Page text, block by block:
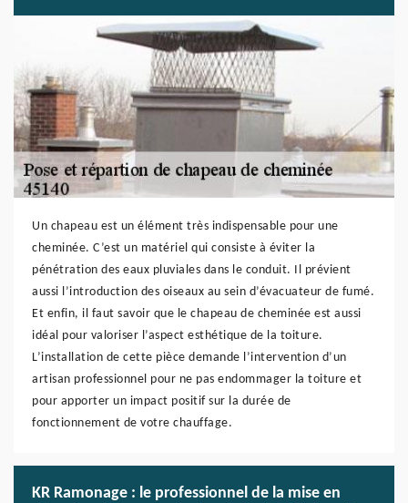
Un chapeau est un élément très indispensable pour une
cheminée. C’est un matériel qui consiste à éviter la
pénétration des eaux pluviales dans le conduit. Il prévient
aussi l’introduction des oiseaux au sein d’évacuateur de fumé.
Et enfin, il faut savoir que le chapeau de cheminée est aussi
idéal pour valoriser l’aspect esthétique de la toiture.
L’installation de cette pièce demande l’intervention d’un
artisan professionnel pour ne pas endommager la toiture et
pour apporter un impact positif sur la durée de
fonctionnement de votre chauffage.
KR Ramonage : le professionnel de la mise en